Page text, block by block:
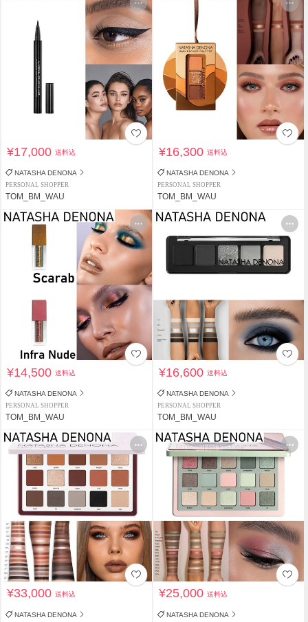
¥17,000送料込
NATASHA DENONA
PERSONAL SHOPPER
TOM_BM_WAU
¥16,300送料込
NATASHA DENONA
PERSONAL SHOPPER
TOM_BM_WAU
¥14,500送料込
NATASHA DENONA
PERSONAL SHOPPER
TOM_BM_WAU
¥16,600送料込
NATASHA DENONA
PERSONAL SHOPPER
TOM_BM_WAU
¥33,000送料込
NATASHA DENONA
¥25,000送料込
NATASHA DENONA